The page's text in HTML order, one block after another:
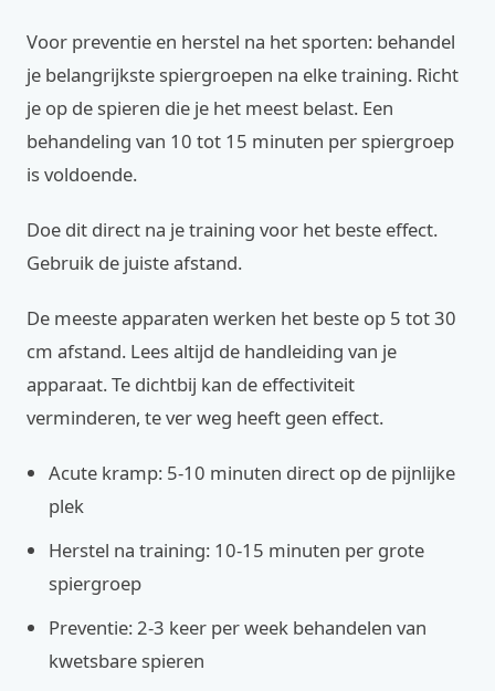
Voor preventie en herstel na het sporten: behandel
je belangrijkste spiergroepen na elke training. Richt
je op de spieren die je het meest belast. Een
behandeling van 10 tot 15 minuten per spiergroep
is voldoende.
Doe dit direct na je training voor het beste effect.
Gebruik de juiste afstand.
De meeste apparaten werken het beste op 5 tot 30
cm afstand. Lees altijd de handleiding van je
apparaat. Te dichtbij kan de effectiviteit
verminderen, te ver weg heeft geen effect.
Acute kramp: 5-10 minuten direct op de pijnlijke
plek
Herstel na training: 10-15 minuten per grote
spiergroep
Preventie: 2-3 keer per week behandelen van
kwetsbare spieren